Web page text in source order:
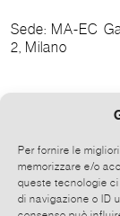
Per fornire le
memorizzare e/o
queste tecnologie
di navigazione o ID
Sede: MA-EC
2, Milano
Orari:
Fino al 24 luglio